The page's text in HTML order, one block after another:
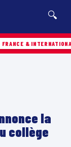
🔍
& INTERNATIONALE
la
collège